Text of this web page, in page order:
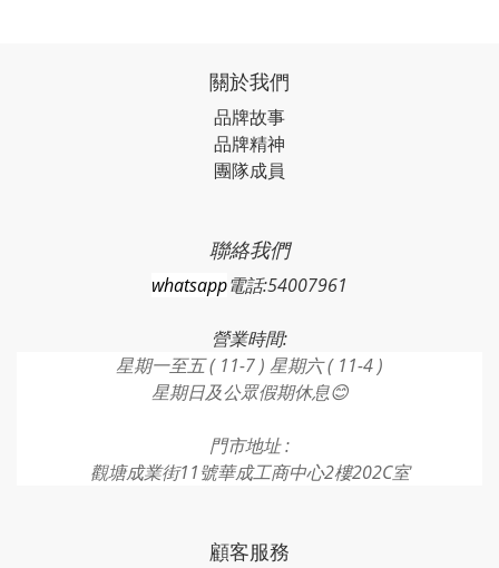
關於我們
品牌故事
品牌精神
團隊成員
聯絡我們
whatsapp電話:54007961
營業時間:
星期一至五 ( 11-7 ) 星期六 ( 11-4 )
星期日及公眾假期休息😊
門市地址 :
觀塘成業街11號華成工商中心2樓202C室
顧客服務